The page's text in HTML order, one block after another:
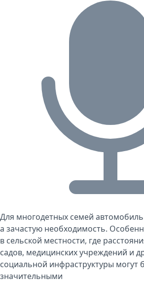
Для многодетных семей
а зачастую необходимость.
в сельской местности, где
садов, медицинских учреждений и
социальной инфраструктуры могут
значительными